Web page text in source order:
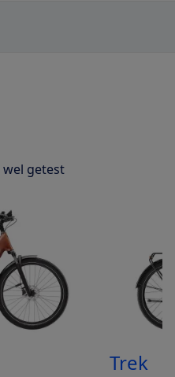
getest
Trek